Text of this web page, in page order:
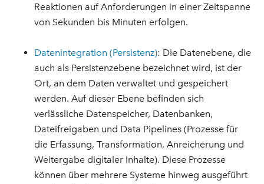
Reaktionen auf Anforderungen in einer Zeitspanne
von Sekunden bis Minuten erfolgen.
Datenintegration (Persistenz): Die Datenebene, die
auch als Persistenzebene bezeichnet wird, ist der
Ort, an dem Daten verwaltet und gespeichert
werden. Auf dieser Ebene befinden sich
verlässliche Datenspeicher, Datenbanken,
Dateifreigaben und Data Pipelines (Prozesse für
die Erfassung, Transformation, Anreicherung und
Weitergabe digitaler Inhalte). Diese Prozesse
können über mehrere Systeme hinweg ausgeführt